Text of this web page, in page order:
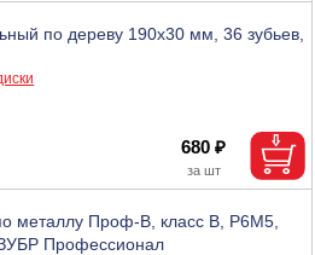
по дереву 190х30 мм, 36 зубьев,
680 ₽
металлу Проф-В, класс В, Р6М5,
Профессионал